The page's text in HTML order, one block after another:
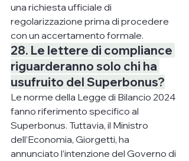
una richiesta ufficiale di
regolarizzazione prima di procedere
con un accertamento formale.
28. Le lettere di compliance
riguarderanno solo chi ha
usufruito del Superbonus?
Le norme della Legge di Bilancio 2024
fanno riferimento specifico al
Superbonus. Tuttavia, il Ministro
dell’Economia, Giorgetti, ha
annunciato l’intenzione del Governo di